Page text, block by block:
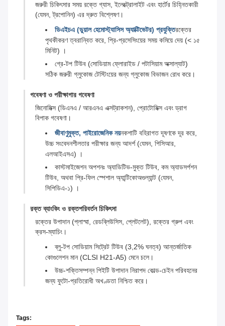
জরুরী চিকিৎসার সময় রক্তে গ্যাস, ইলেক্ট্রোলাইট এবং হার্টের চিহ্নিতকারী
(যেমন, ট্রপোনিন) এর দ্রুত বিশ্লেষণ।
ডিএইচএ (ডুয়াল হেমোস্ট্যাসিস অ্যাক্টিভেটর) প্রযুক্তিরক্তের
পৃথকীকরণ ত্বরান্বিত করে, প্রি-প্রসেসিংয়ের সময় কমিয়ে দেয় (< ১৫
মিনিট) ।
গ্রে-টপ টিউব (সোডিয়াম ফ্লোরাইড / পটাসিয়াম অক্সাল্যাট)
সঠিক জরুরী গ্লুকোজ টেস্টিংয়ের জন্য গ্লুকোজ বিভাজন রোধ করে।
গবেষণা ও পরীক্ষাগার গবেষণা
জিনোমিক্স (ডিএনএ / আরএনএ এক্সট্রাকশন), প্রোটোমিক্স এবং ড্রাগ
বিপাক গবেষণা।
জীবাণুমুক্ত, পাইরোজেনিক নয়নকশাটি বহিরাগত দূষণকে দূর করে,
উচ্চ সংবেদনশীলতার পরীক্ষার জন্য আদর্শ (যেমন, পিসিআর,
এলআইএসএ) ।
কাস্টমাইজেশন অপশনঃ অ্যাডিটিভ-মুক্ত টিউব, কম অ্যাডসর্পশন
টিউব, অথবা প্রি-ফিল স্পেশাল অ্যান্টিকোঅগুল্যান্ট (যেমন,
সিপিডিএ-১) ।
রক্ত ব্যাংকিং ও রক্তপরিবর্তন চিকিৎসা
রক্তের উপাদান (প্লাস্মা, রেডব্লিউসিস, প্লেটলেট), রক্তের গ্রুপ এবং
ক্রস-ম্যাচিং।
ব্লু-টপ সোডিয়াম সিট্রেট টিউব (3,2% ঘনত্ব) আন্তর্জাতিক
কোগুলেশন মান (CLSI H21-A5) মেনে চলে।
উচ্চ-শক্তিসম্পন্ন পিইটি উপাদান নিরাপদ কোল্ড-চেইন পরিবহনের
জন্য ফুটো-প্রতিরোধী অখণ্ডতা নিশ্চিত করে।
Tags: